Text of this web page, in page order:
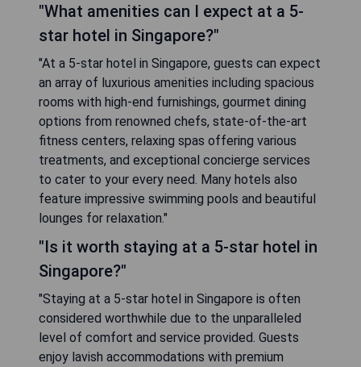
"What amenities can I expect at a 5-
star hotel in Singapore?"
"At a 5-star hotel in Singapore, guests can expect
an array of luxurious amenities including spacious
rooms with high-end furnishings, gourmet dining
options from renowned chefs, state-of-the-art
fitness centers, relaxing spas offering various
treatments, and exceptional concierge services
to cater to your every need. Many hotels also
feature impressive swimming pools and beautiful
lounges for relaxation."
"Is it worth staying at a 5-star hotel in
Singapore?"
"Staying at a 5-star hotel in Singapore is often
considered worthwhile due to the unparalleled
level of comfort and service provided. Guests
enjoy lavish accommodations with premium